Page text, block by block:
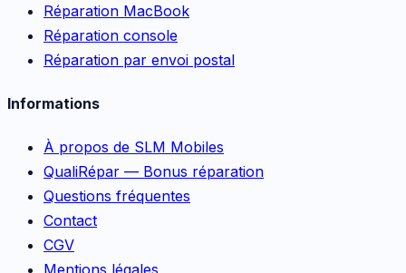
Réparation MacBook
Réparation console
Réparation par envoi postal
Informations
À propos de SLM Mobiles
QualiRépar — Bonus réparation
Questions fréquentes
Contact
CGV